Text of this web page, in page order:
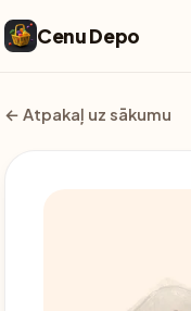
Cenu Depo
← Atpakaļ uz sākumu